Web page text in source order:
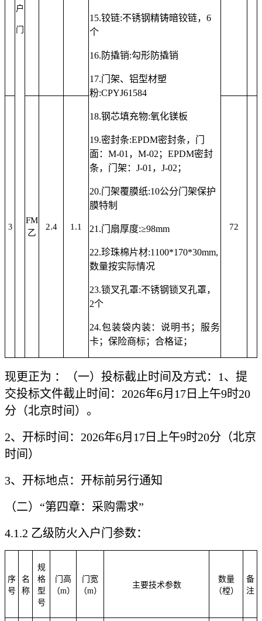
户
门
15.铰链:不锈钢精铸暗铰链， 6
个
16. 防撬销:勾形防撬销
17.门架、铝型材塑
粉:CPYJ61584
18.钢芯填充物:氧化镁板
19.密封条:EPDM密封条， 门
面： M-01 ， M-02 ； EPDM密封
条， 门架： J-01 ， J-02 ；
20.门架覆膜纸:10公分门架保护
膜特制
21.门扇厚度:≥98mm
22.珍珠棉片材:1100*170*30mm,
数量按实际情况
23.锁叉孔罩:不锈钢锁叉孔罩，
2个
24.包装袋内装：说明书；服务
卡；保险商标；合格证；
3
FM
乙
2.4 1.1 72
现更正为 ：（一）投标截止时间及方式： 1、提
交投标文件截止时间：2026年6月17日上午9时20
分（北京时间）。
2、开标时间：2026年6月17日上午9时20分（北京
时间）
3、开标地点：开标前另行通知
（二） “第四章：采购需求”
4.1.2 乙级防火入户门参数：
序
号
名
称
规
格
型
号
门高
（m）
门宽
（m）
主要技术参数
数量
（樘）
备
注